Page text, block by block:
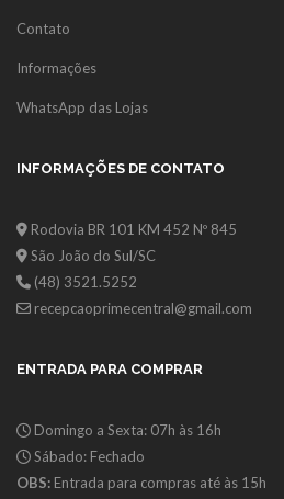
Contato
Informações
WhatsApp das Lojas
INFORMAÇÕES DE CONTATO
Rodovia BR 101 KM 452 Nº 845
São João do Sul/SC
(48) 3521.5252
recepcaoprimecentral@gmail.com
ENTRADA PARA COMPRAR
Domingo a Sexta: 07h às 16h
Sábado: Fechado
OBS: Entrada para compras até às 15h